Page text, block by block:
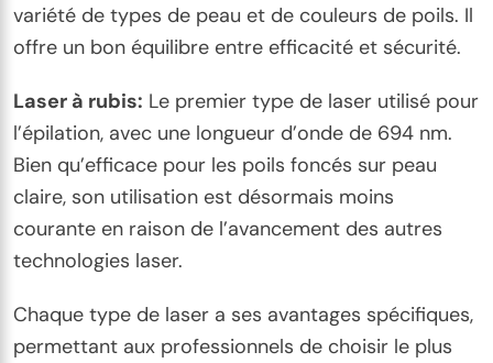
variété de types de peau et de couleurs de poils. Il
offre un bon équilibre entre efficacité et sécurité.
Laser à rubis: Le premier type de laser utilisé pour
l’épilation, avec une longueur d’onde de 694 nm.
Bien qu’efficace pour les poils foncés sur peau
claire, son utilisation est désormais moins
courante en raison de l’avancement des autres
technologies laser.
Chaque type de laser a ses avantages spécifiques,
permettant aux professionnels de choisir le plus